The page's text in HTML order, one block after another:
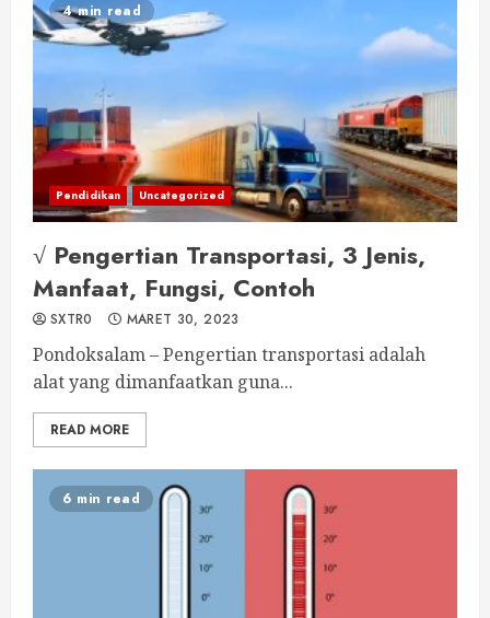
4 min read
Pendidikan Uncategorized
√ Pengertian Transportasi, 3 Jenis,
Manfaat, Fungsi, Contoh
SXTR0 MARET 30, 2023
Pondoksalam – Pengertian transportasi adalah
alat yang dimanfaatkan guna...
READ MORE
6 min read